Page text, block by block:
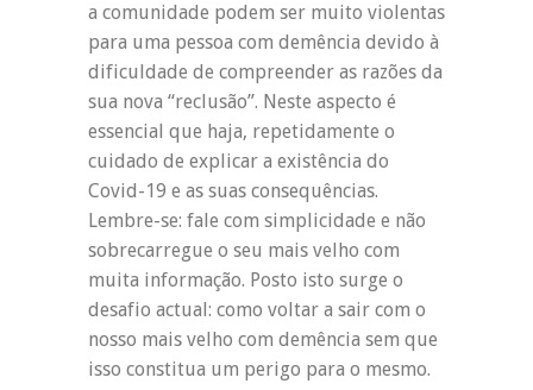
a comunidade podem ser muito violentas
para uma pessoa com demência devido à
dificuldade de compreender as razões da
sua nova “reclusão”. Neste aspecto é
essencial que haja, repetidamente o
cuidado de explicar a existência do
Covid-19 e as suas consequências.
Lembre-se: fale com simplicidade e não
sobrecarregue o seu mais velho com
muita informação. Posto isto surge o
desafio actual: como voltar a sair com o
nosso mais velho com demência sem que
isso constitua um perigo para o mesmo.